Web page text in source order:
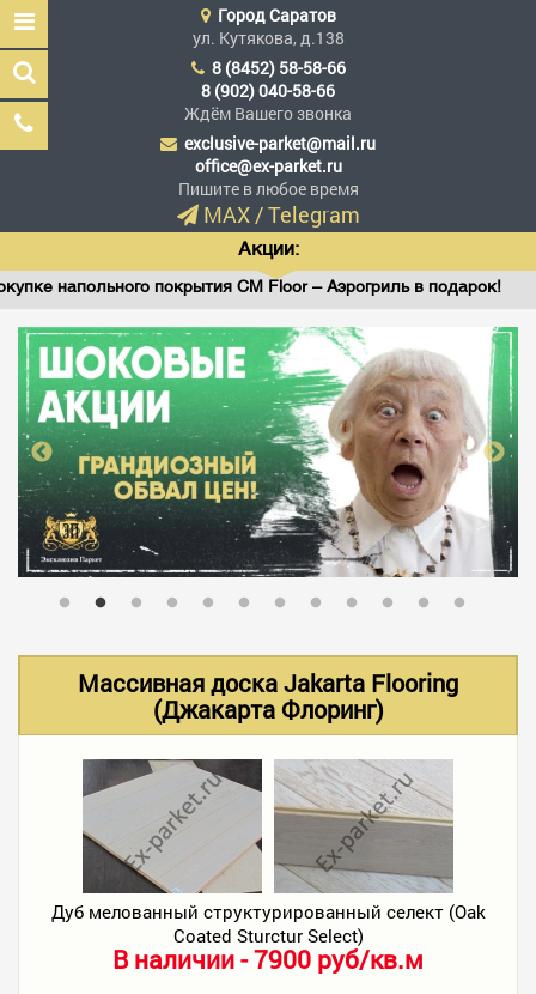
Эксклюзив Паркет
Мы сделали эксклюзив
доступным
ГЛАВНАЯ
АССОРТИМЕНТ
В НАЛИЧИИ
АКЦИИ
ФОТО РАБОТ
КОНТАКТЫ
ГородСаратов
ул. Кутякова, д.138
8 (8452) 58-58-66
8 (902) 040-58-66
Ждём Вашего звонка
exclusive-parket@mail.ru
office@ex-parket.ru
Пишите в любое время
MAX/Telegram
Акции:
покрытия CM Floor – Аэрогриль в подарок!
Массивная доска Jakarta Flooring
(Джакарта Флоринг)
Дуб мелованный структурированный селект (Oak
Сoated Sturctur Select)
В наличии - 7900 руб/кв.м